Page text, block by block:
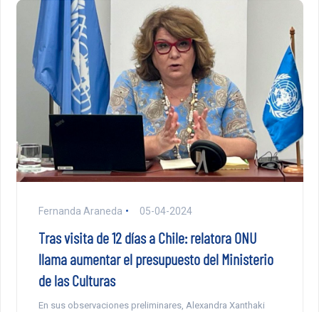
Fernanda Araneda 05-04-2024
Tras visita de 12 días a Chile: relatora ONU
llama aumentar el presupuesto del Ministerio
de las Culturas
En sus observaciones preliminares, Alexandra Xanthaki